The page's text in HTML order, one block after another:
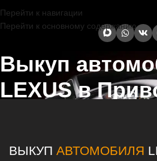
Перейти к навигации
Перейти к основному содержанию
Выкуп
LEXUS в
ВЫКУП АВТОМОБИЛЯ